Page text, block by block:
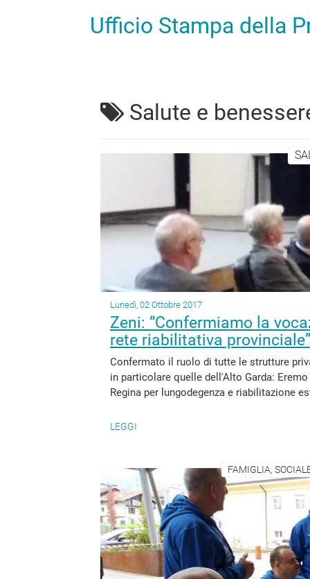
Ufficio Stampa della
Salute e
Lunedì, 02 Ottobre 2017
Zeni: “Confermiamo la
rete riabilitativa provinciale”
Confermato il ruolo di tutte le strutture
in particolare quelle dell'Alto Garda:
Regina per lungodegenza e riabilitazione
LEGGI
FAMIGLIA,